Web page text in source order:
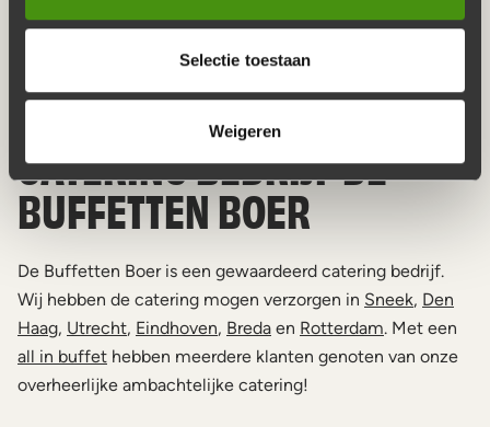
Selectie toestaan
Weigeren
rookworst, gebakken spekjes en pittige gehaktballen
van de slager, waardoor u de kwaliteit van onze ambacht
proeft.
CATERING BEDRIJF DE
BUFFETTEN BOER
De Buffetten Boer is een gewaardeerd catering bedrijf.
Wij hebben de catering mogen verzorgen in Sneek, Den
Haag, Utrecht, Eindhoven, Breda en Rotterdam. Met een
all in buffet hebben meerdere klanten genoten van onze
overheerlijke ambachtelijke catering!